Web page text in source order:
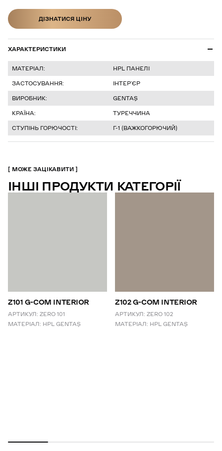
ДІЗНАТИСЯ ЦІНУ
ХАРАКТЕРИСТИКИ
МАТЕРІАЛ:
HPL ПАНЕЛІ
ЗАСТОСУВАННЯ:
ІНТЕР’ЄР
ВИРОБНИК:
GENTAŞ
КРАЇНА:
ТУРЕЧЧИНА
СТУПІНЬ ГОРЮЧОСТІ:
Г-1 (ВАЖКОГОРЮЧИЙ)
МОЖЕ ЗАЦІКАВИТИ
ІНШІ ПРОДУКТИ КАТЕГОРІЇ
Z101 G-COM INTERIOR
АРТИКУЛ: ZERO 101
МАТЕРІАЛ: HPL GENTAŞ
Z102 G-COM INTERIOR
АРТИКУЛ: ZERO 102
МАТЕРІАЛ: HPL GENTAŞ